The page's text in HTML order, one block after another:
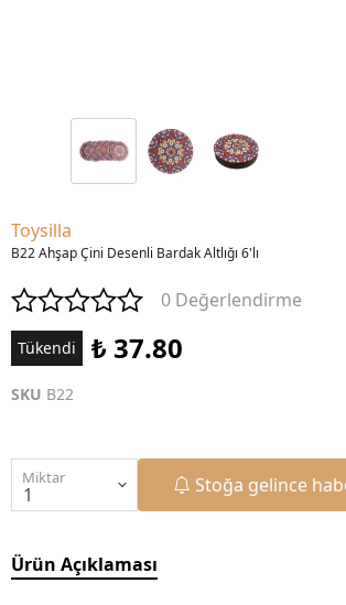
Toysilla
B22 Ahşap Çini Desenli Bardak Altlığı 6'lı
0 Değerlendirme
Tükendi ₺ 37.80
SKU B22
Miktar Stoğa gelince
Ürün Açıklaması